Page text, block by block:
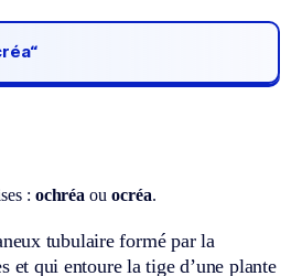
: ochréa ou ocréa.
tubulaire formé par la
et qui entoure la tige d’une plante